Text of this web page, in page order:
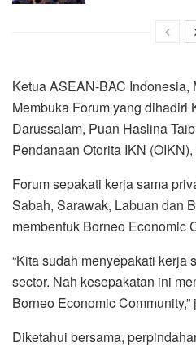
Ketua ASEAN-BAC Indonesia,
Membuka Forum yang dihadiri
Darussalam, Puan Haslina
Pendanaan Otorita IKN
Forum sepakati kerja sama
Sabah, Sarawak, Labuan dan
membentuk Borneo Economic
“Kita sudah menyepakati kerja
sector. Nah kesepakatan ini
Borneo Economic
Diketahui bersama,